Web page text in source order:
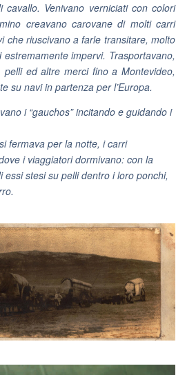
cavallo. Venivano verniciati con colori
creavano carovane di molti carri
che riuscivano a farle transitare, molto
impervi. Trasportavano,
ed altre merci fino a Montevideo,
su navi in partenza per l’Europa.
i “gauchos” incitando e guidando i
fermava per la notte, i carri
i viaggiatori dormivano: con la
essi stesi su pelli dentro i loro ponchi,